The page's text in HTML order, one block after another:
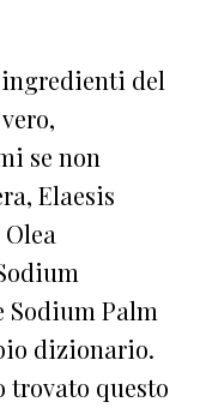
del
se non
Elaesis
Sodium Palm
dizionario.
trovato questo